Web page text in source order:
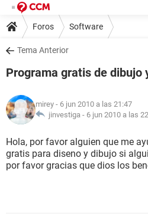
Foros Software
Tema Anterior
Programa gratis de dibujo
mirey - 6 jun 2010 a las 21:47
jinvestiga - 6 jun 2010 a las
Hola, por favor alguien que me
gratis para diseno y dibujo si
por favor gracias que dios los